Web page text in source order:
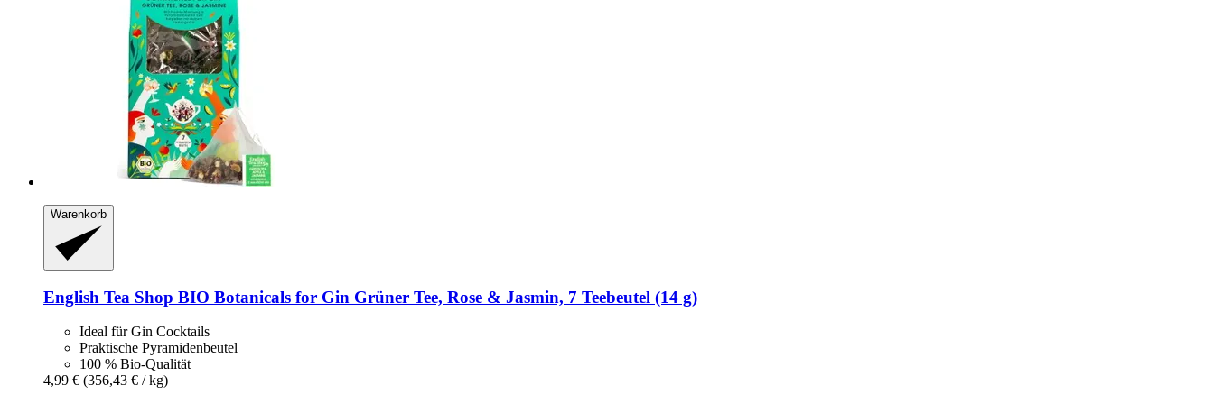
Warenkorb
English Tea Shop BIO Botanicals for Gin Grüner Tee, Rose & Jasmin, 7 Teebeutel (14 g)
Ideal für Gin Cocktails
Praktische Pyramidenbeutel
100 % Bio-Qualität
4,99 € (356,43 € / kg)